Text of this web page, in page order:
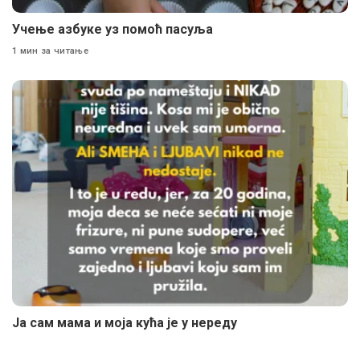
Учење азбуке уз помоћ пасуља
1 мин за читање
Ја сам мама и моја кућа је у нереду